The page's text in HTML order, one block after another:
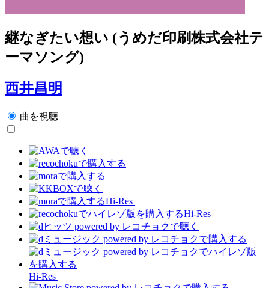
継なぎたい想い (うめだ印刷株式会社テ
ーマソング)
西井昌明
曲を視聴
Hi-Res
Hi-Res
Hi-Res